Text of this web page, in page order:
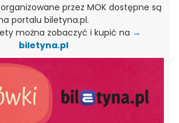
przez MOK dostępne są
portalu biletyna.pl.
można zobaczyć i kupić na →
biletyna.pl